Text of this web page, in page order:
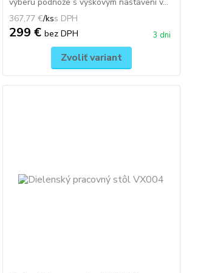
367,77 €/ks
299 € bez DPH 3 dni
Zvoliť variant